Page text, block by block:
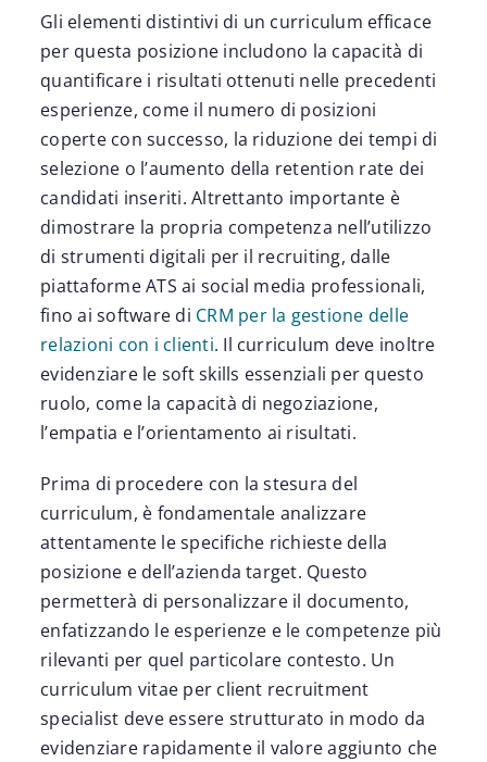
Gli elementi distintivi di un curriculum efficace
per questa posizione includono la capacità di
quantificare i risultati ottenuti nelle precedenti
esperienze, come il numero di posizioni
coperte con successo, la riduzione dei tempi di
selezione o l’aumento della retention rate dei
candidati inseriti. Altrettanto importante è
dimostrare la propria competenza nell’utilizzo
di strumenti digitali per il recruiting, dalle
piattaforme ATS ai social media professionali,
fino ai software di CRM per la gestione delle
relazioni con i clienti. Il curriculum deve inoltre
evidenziare le soft skills essenziali per questo
ruolo, come la capacità di negoziazione,
l’empatia e l’orientamento ai risultati.
Prima di procedere con la stesura del
curriculum, è fondamentale analizzare
attentamente le specifiche richieste della
posizione e dell’azienda target. Questo
permetterà di personalizzare il documento,
enfatizzando le esperienze e le competenze più
rilevanti per quel particolare contesto. Un
curriculum vitae per client recruitment
specialist deve essere strutturato in modo da
evidenziare rapidamente il valore aggiunto che